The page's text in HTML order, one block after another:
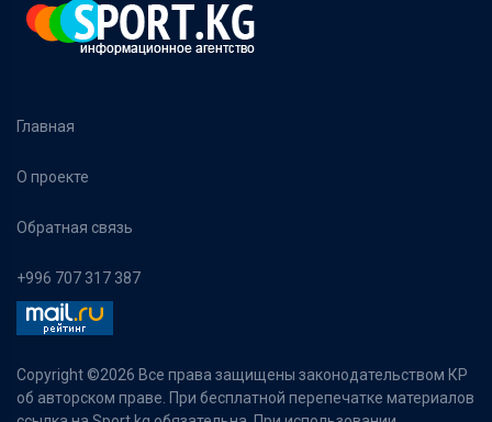
Главная
О проекте
Обратная связь
+996 707 317 387
Copyright ©2026 Все права защищены законодательством КР
об авторском праве. При бесплатной перепечатке материалов